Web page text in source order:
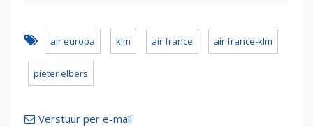
air europa klm air france air france-klm
pieter elbers
Verstuur per e-mail